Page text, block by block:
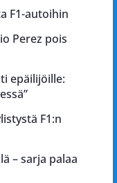
F1-autoihin
Perez pois
epäilijöille:
F1:n
– sarja palaa